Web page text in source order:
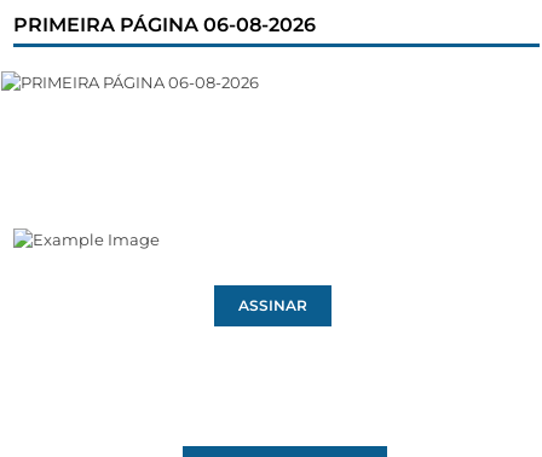
PRIMEIRA PÁGINA 06-08-2026
ASSINAR